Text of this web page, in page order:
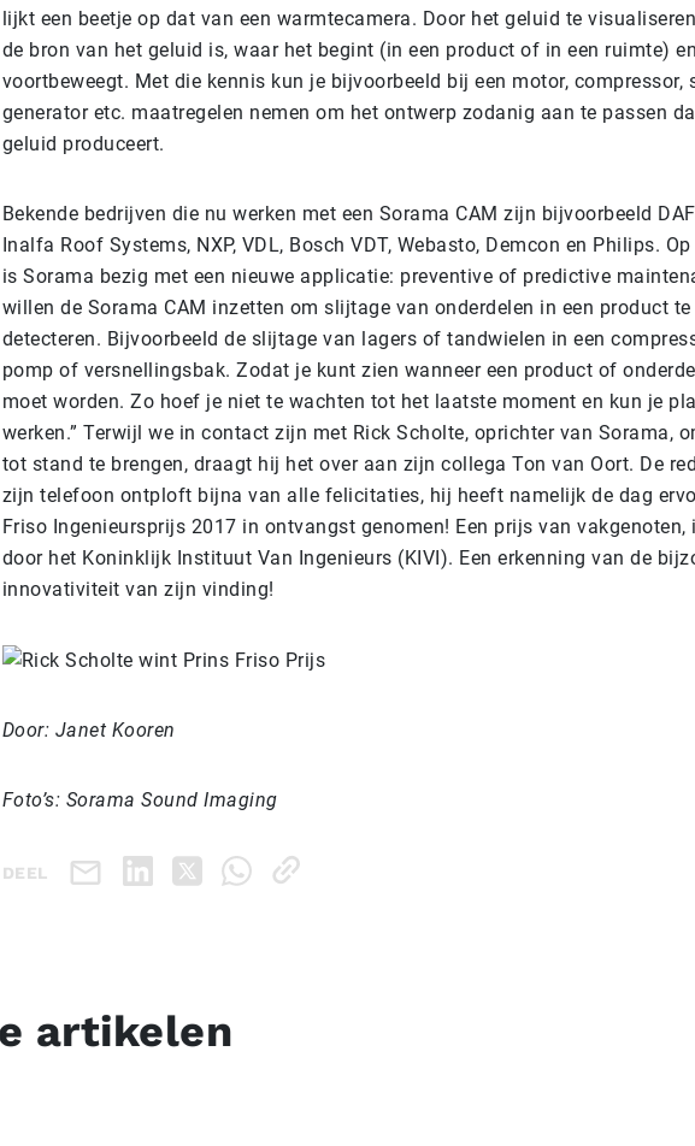
lijkt een beetje op dat van een warmtecamera. Door het geluid te
de bron van het geluid is, waar het begint (in een product of in een ruimte)
voortbeweegt. Met die kennis kun je bijvoorbeeld bij een motor, compressor,
generator etc. maatregelen nemen om het ontwerp zodanig aan te passen
geluid produceert.
Bekende bedrijven die nu werken met een Sorama CAM zijn bijvoorbeeld
Inalfa Roof Systems, NXP, VDL, Bosch VDT, Webasto, Demcon en Philips.
is Sorama bezig met een nieuwe applicatie: preventive of predictive
willen de Sorama CAM inzetten om slijtage van onderdelen in een product te
detecteren. Bijvoorbeeld de slijtage van lagers of tandwielen in een
pomp of versnellingsbak. Zodat je kunt zien wanneer een product of
moet worden. Zo hoef je niet te wachten tot het laatste moment en kun je
werken.” Terwijl we in contact zijn met Rick Scholte, oprichter van Sorama,
tot stand te brengen, draagt hij het over aan zijn collega Ton van Oort. De
zijn telefoon ontploft bijna van alle felicitaties, hij heeft namelijk de dag
Friso Ingenieursprijs 2017 in ontvangst genomen! Een prijs van vakgenoten,
door het Koninklijk Instituut Van Ingenieurs (KIVI). Een erkenning van de
innovativiteit van zijn vinding!
Door: Janet Kooren
Foto’s: Sorama Sound Imaging
DEEL
artikelen